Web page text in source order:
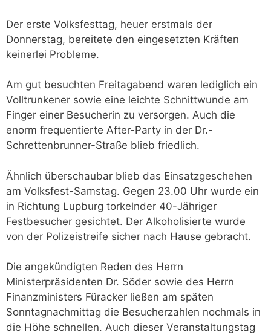
Der erste Volksfesttag, heuer erstmals der
Donnerstag, bereitete den eingesetzten Kräften
keinerlei Probleme.
Am gut besuchten Freitagabend waren lediglich ein
Volltrunkener sowie eine leichte Schnittwunde am
Finger einer Besucherin zu versorgen. Auch die
enorm frequentierte After-Party in der Dr.-
Schrettenbrunner-Straße blieb friedlich.
Ähnlich überschaubar blieb das Einsatzgeschehen
am Volksfest-Samstag. Gegen 23.00 Uhr wurde ein
in Richtung Lupburg torkelnder 40-Jähriger
Festbesucher gesichtet. Der Alkoholisierte wurde
von der Polizeistreife sicher nach Hause gebracht.
Die angekündigten Reden des Herrn
Ministerpräsidenten Dr. Söder sowie des Herrn
Finanzministers Füracker ließen am späten
Sonntagnachmittag die Besucherzahlen nochmals in
die Höhe schnellen. Auch dieser Veranstaltungstag